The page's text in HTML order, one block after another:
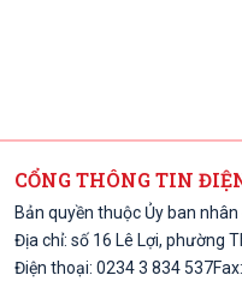
CỔNG THÔNG TIN
Bản quyền thuộc Ủy ban
Địa chỉ: số 16 Lê Lợi, phường
Điện thoại: 0234 3 834 537